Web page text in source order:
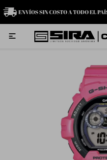

Relojes Servicio técnico